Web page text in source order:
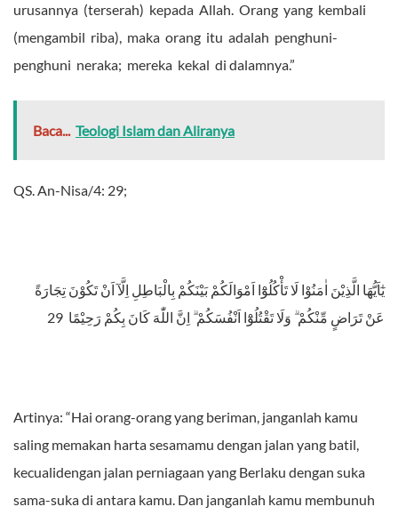
urusannya (terserah) kepada Allah. Orang yang kembali
(mengambil riba), maka orang itu adalah penghuni-
penghuni neraka; mereka kekal di dalamnya.”
Baca... Teologi Islam dan Aliranya
QS. An-Nisa/4: 29;
عَنْ تَرَاضٍ مِّنْكُمْ ۗ وَلَا تَقْتُلُوْٓا اَنْفُسَكُمْ ۗ اِنَّ اللّٰهَ كَانَ بِكُمْ رَحِيْمًا 29
Artinya: “Hai orang-orang yang beriman, janganlah kamu
saling memakan harta sesamamu dengan jalan yang batil,
kecualidengan jalan perniagaan yang Berlaku dengan suka
sama-suka di antara kamu. Dan janganlah kamu membunuh